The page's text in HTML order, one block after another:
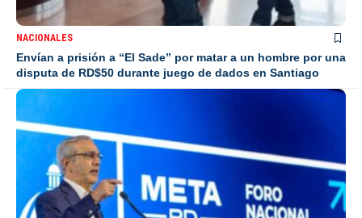
NACIONALES
Envían a prisión a “El Sade” por matar a un hombre por una
disputa de RD$50 durante juego de dados en Santiago